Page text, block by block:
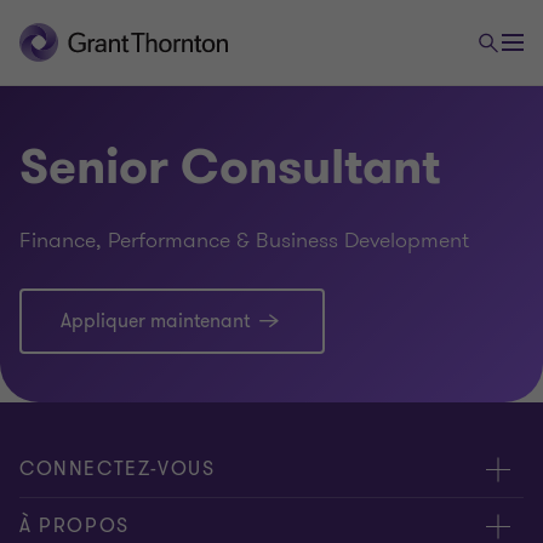
Senior Consultant
Finance, Performance & Business Development
Appliquer maintenant
CONNECTEZ-VOUS
Rencontrez nos experts
À PROPOS